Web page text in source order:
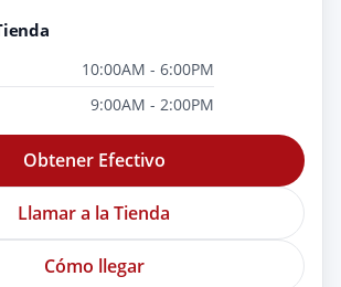
10:00AM - 6:00PM
9:00AM - 2:00PM
Obtener Efectivo
Llamar a la Tienda
Cómo llegar